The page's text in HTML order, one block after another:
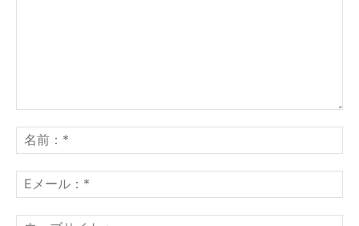
ン
ト：
前
*
メ
ー